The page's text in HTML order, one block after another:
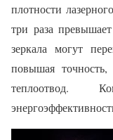
плотности
три раза
зеркала могут
повышая
теплоотвод.